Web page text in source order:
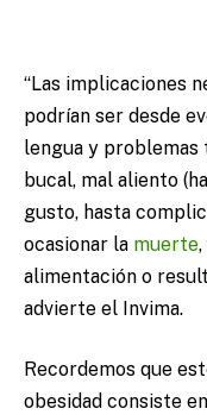
“Las implicaciones
podrían ser desde
lengua y problemas
bucal, mal aliento
gusto, hasta
ocasionar la muerte
alimentación o
advierte el Invima.
Recordemos que
obesidad consiste